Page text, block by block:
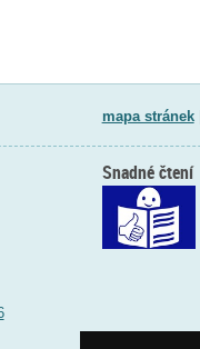
mapa stránek|
Snadné čtení